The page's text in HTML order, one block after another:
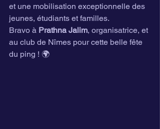
et une mobilisation exceptionnelle des
jeunes, étudiants et familles.
Bravo à Prathna Jalim, organisatrice, et
au club de Nîmes pour cette belle fête
du ping ! 🌍